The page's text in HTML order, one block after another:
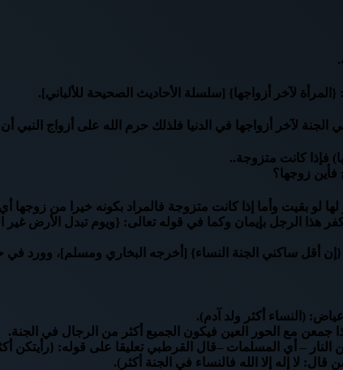
لآخر أزواجها} [سلسلة الأحاديث الصحيحة للألباني].
لآخر أزواجها في الدنيا فلذلك حرم الله على أزواج النبي
فإذا كانت متزوجة..
فأين زوجها؟
لو بقيت وأما إذا كانت متزوجة فالمراد بكونه خيرا من زوجها
أقل ساكني الجنة النساء} [أخرجه البخاري ومسلم]، وورد
(النساء أكثر ولد آدم).
جمعن مع الحور العين فيكون الجميع أكثر من الرجال في الجنة.
النار – أي المسلمات –قال القرطبي تعليقا على قوله:
لا إله إلا الله فالنساء في الجنة أكثر).